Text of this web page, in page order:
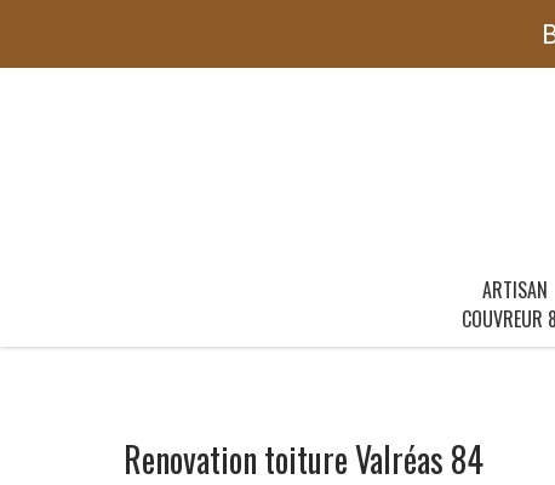
ARTISAN
COUVREUR
Renovation toiture Valréas 84